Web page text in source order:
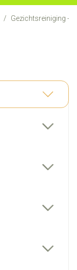
/ Gezichtsreiniging -